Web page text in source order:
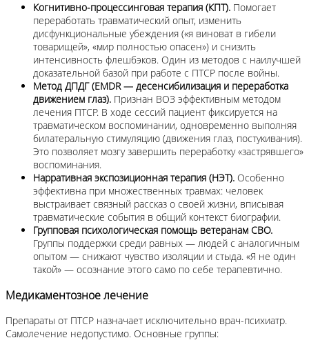
Когнитивно-процессинговая терапия (КПТ). Помогает
переработать травматический опыт, изменить
дисфункциональные убеждения («я виноват в гибели
товарищей», «мир полностью опасен») и снизить
интенсивность флешбэков. Один из методов с наилучшей
доказательной базой при работе с ПТСР после войны.
Метод ДПДГ (EMDR — десенсибилизация и переработка
движением глаз). Признан ВОЗ эффективным методом
лечения ПТСР. В ходе сессий пациент фиксируется на
травматическом воспоминании, одновременно выполняя
билатеральную стимуляцию (движения глаз, постукивания).
Это позволяет мозгу завершить переработку «застрявшего»
воспоминания.
Нарративная экспозиционная терапия (НЭТ). Особенно
эффективна при множественных травмах: человек
выстраивает связный рассказ о своей жизни, вписывая
травматические события в общий контекст биографии.
Групповая психологическая помощь ветеранам СВО.
Группы поддержки среди равных — людей с аналогичным
опытом — снижают чувство изоляции и стыда. «Я не один
такой» — осознание этого само по себе терапевтично.
Медикаментозное лечение
Препараты от ПТСР назначает исключительно врач-психиатр.
Самолечение недопустимо. Основные группы: